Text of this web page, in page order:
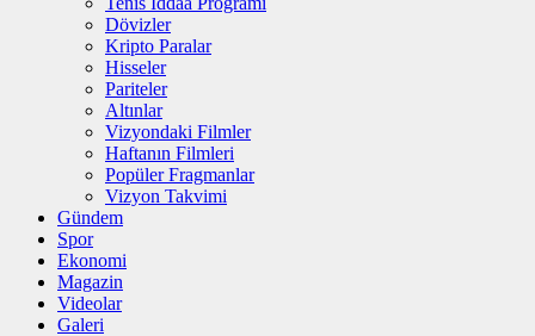
Dövizler
Kripto Paralar
Hisseler
Pariteler
Altınlar
Vizyondaki Filmler
Haftanın Filmleri
Popüler Fragmanlar
Vizyon Takvimi
Gündem
Spor
Ekonomi
Magazin
Videolar
Galeri